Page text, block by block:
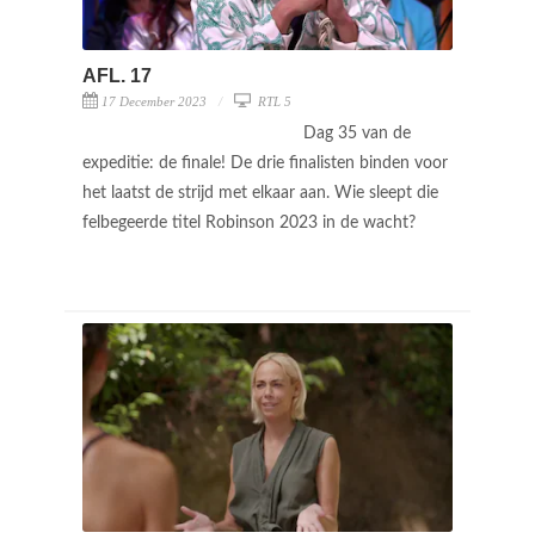
AFL. 17
17 December 2023 RTL 5
Dag 35 van de
expeditie: de finale! De drie finalisten binden voor
het laatst de strijd met elkaar aan. Wie sleept die
felbegeerde titel Robinson 2023 in de wacht?